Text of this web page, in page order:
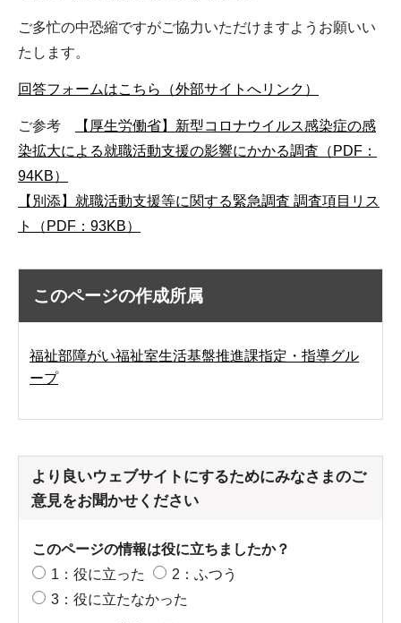
ご多忙の中恐縮ですがご協力いただけますようお願いい
たします。
回答フォームはこちら（外部サイトへリンク）
ご参考
【厚生労働省】新型コロナウイルス感染症の感
染拡大による就職活動支援の影響にかかる調査（PDF：
94KB）
【別添】就職活動支援等に関する緊急調査 調査項目リス
ト（PDF：93KB）
このページの作成所属
福祉部障がい福祉室生活基盤推進課指定・指導グル
ープ
より良いウェブサイトにするためにみなさまのご
意見をお聞かせください
このページの情報は役に立ちましたか？
1：役に立った
2：ふつう
3：役に立たなかった